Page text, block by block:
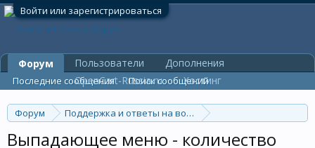
Войти или зарегистрироваться
Форум
Поддержка и ответы на вопросы
Выпадающее меню - количество
Форум
Последние сообщения Поиск сообщений
Пользователи
Дополнения
OpenCart-Russia.ru
Хостинг